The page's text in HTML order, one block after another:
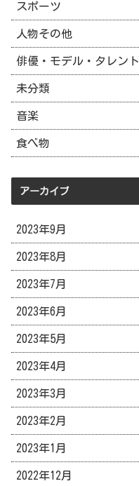
スポーツ
人物その他
俳優・モデル・タレント
未分類
音楽
食べ物
アーカイブ
2023年9月
2023年8月
2023年7月
2023年6月
2023年5月
2023年4月
2023年3月
2023年2月
2023年1月
2022年12月